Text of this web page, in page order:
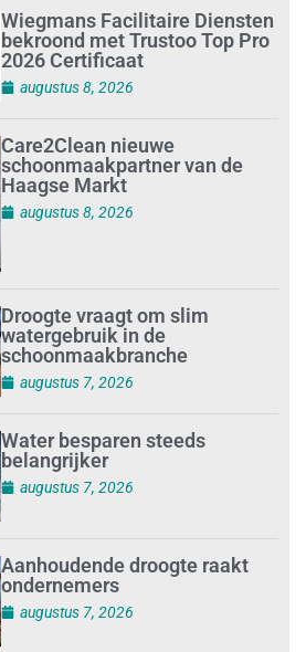
Wiegmans Facilitaire Diensten
bekroond met Trustoo Top Pro
2026 Certificaat
augustus 8, 2026
Care2Clean nieuwe
schoonmaakpartner van de
Haagse Markt
augustus 8, 2026
Droogte vraagt om slim
watergebruik in de
schoonmaakbranche
augustus 7, 2026
Water besparen steeds
belangrijker
augustus 7, 2026
Aanhoudende droogte raakt
ondernemers
augustus 7, 2026